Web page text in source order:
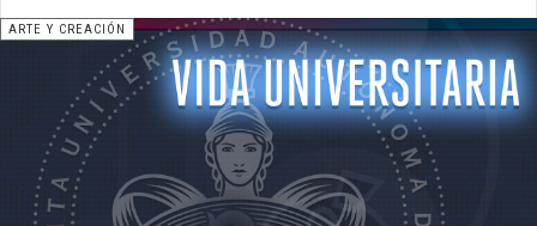
ARTE Y CREACIÓN